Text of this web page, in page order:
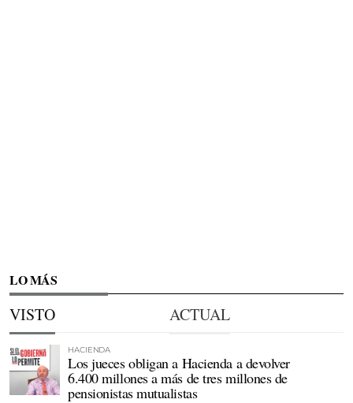
LO MÁS
VISTO ACTUAL
HACIENDA
Los jueces obligan a Hacienda a devolver
6.400 millones a más de tres millones de
pensionistas mutualistas